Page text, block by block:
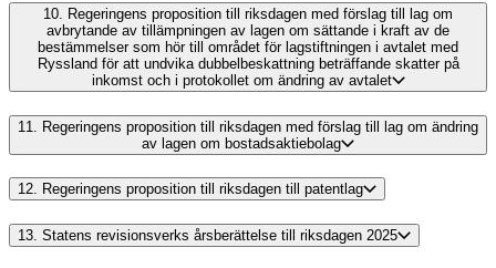
10.
Regeringens proposition till riksdagen med förslag till lag om
avbrytande av tillämpningen av lagen om sättande i kraft av de
bestämmelser som hör till området för lagstiftningen i avtalet med
Ryssland för att undvika dubbelbeskattning beträffande skatter på
inkomst och i protokollet om ändring av avtalet
11.
Regeringens proposition till riksdagen med förslag till lag om ändring
av lagen om bostadsaktiebolag
12. Regeringens proposition till riksdagen till patentlag
13. Statens revisionsverks årsberättelse till riksdagen 2025